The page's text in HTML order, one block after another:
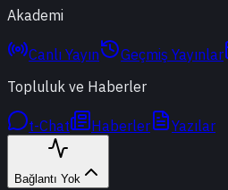
Akademi
Canlı Yayın Geçmiş Yayınlar
Topluluk ve Haberler
t-Chat Haberler Yazılar
Bağlantı Yok